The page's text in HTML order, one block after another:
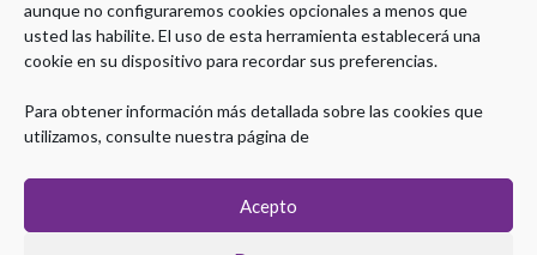
aunque no configuraremos cookies opcionales a menos que
usted las habilite. El uso de esta herramienta establecerá una
cookie en su dispositivo para recordar sus preferencias.
Para obtener información más detallada sobre las cookies que
utilizamos, consulte nuestra página de
Acepto